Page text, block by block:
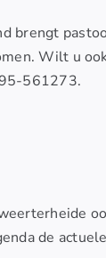
brengt
Wilt u
561273.
de